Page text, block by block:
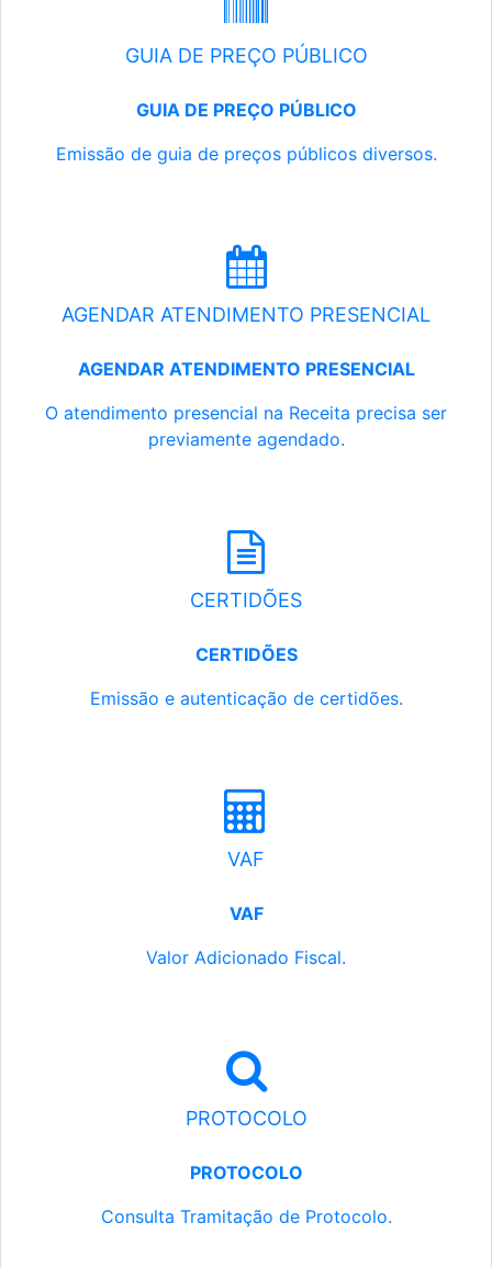
GUIA DE PREÇO PÚBLICO
GUIA DE PREÇO PÚBLICO
Emissão de guia de preços públicos diversos.
AGENDAR ATENDIMENTO PRESENCIAL
AGENDAR ATENDIMENTO PRESENCIAL
O atendimento presencial na Receita precisa ser
previamente agendado.
CERTIDÕES
CERTIDÕES
Emissão e autenticação de certidões.
VAF
VAF
Valor Adicionado Fiscal.
PROTOCOLO
PROTOCOLO
Consulta Tramitação de Protocolo.